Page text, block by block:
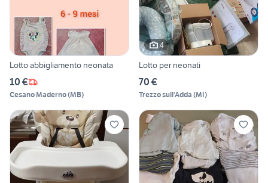
Lotto abbigliamento neonata
10 €
Cesano Maderno(MB)
4
Lotto per neonati
70 €
Trezzo sull'Adda (MI)